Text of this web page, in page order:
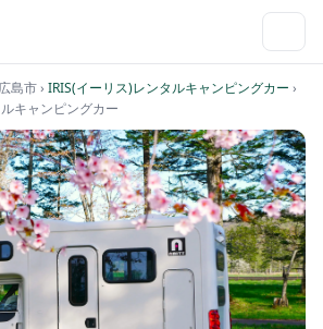
島市› IRIS(イーリス)レンタルキャンピングカー ›
キャンピングカー